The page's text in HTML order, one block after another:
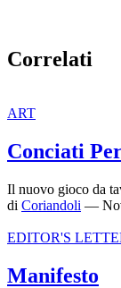
Correlati
ART
Conciati
Il nuovo gioco da
di Coriandoli —
EDITOR'S
Manifesto